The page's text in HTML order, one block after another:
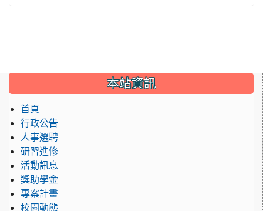
::: 本站資訊
首頁
行政公告
人事選聘
研習進修
活動訊息
獎助學金
專案計畫
校園動態